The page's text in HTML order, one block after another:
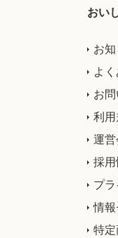
おい
お
よ
お
利
運
採
プ
情
特